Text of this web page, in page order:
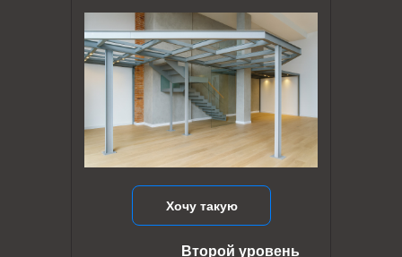
Хочу такую
Второй уровень